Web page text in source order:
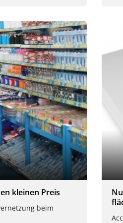
kleinen Preis
beim